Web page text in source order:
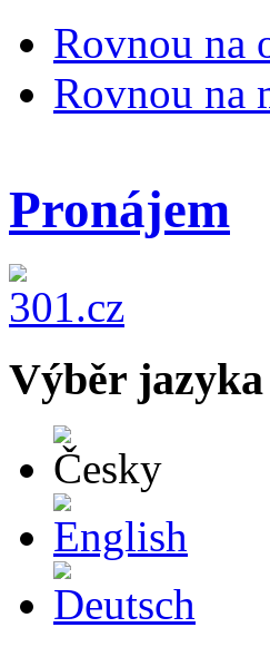
Rovnou na
Rovnou na
Pronájem
Výběr jazyka